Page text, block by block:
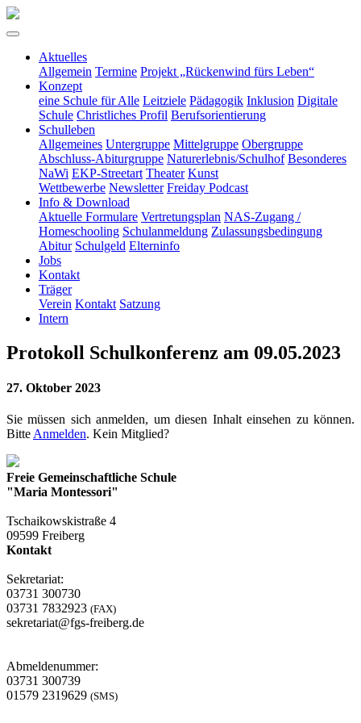
Aktuelles
Allgemein Termine Projekt „Rückenwind fürs Leben“
Konzept
eine Schule für Alle Leitziele Pädagogik Inklusion Digitale
Schule Christliches Profil Berufsorientierung
Schulleben
Allgemeines Untergruppe Mittelgruppe Obergruppe
Abschluss-Abiturgruppe Naturerlebnis/Schulhof Besonderes
NaWi EKP-Streetart Theater Kunst
Wettbewerbe Newsletter Freiday Podcast
Info & Download
Aktuelle Formulare Vertretungsplan NAS-Zugang /
Homeschooling Schulanmeldung Zulassungsbedingung
Abitur Schulgeld Elterninfo
Jobs
Kontakt
Träger
Verein Kontakt Satzung
Intern
Protokoll Schulkonferenz am 09.05.2023
27. Oktober 2023
Sie müssen sich anmelden, um diesen Inhalt einsehen zu können.
BitteAnmelden. Kein Mitglied?
Freie Gemeinschaftliche Schule
"Maria Montessori"
Tschaikowskistraße 4
09599 Freiberg
Kontakt
Sekretariat:
03731 300730
03731 7832923 (FAX)
sekretariat@fgs-freiberg.de
Abmeldenummer:
03731 300739
01579 2319629 (SMS)